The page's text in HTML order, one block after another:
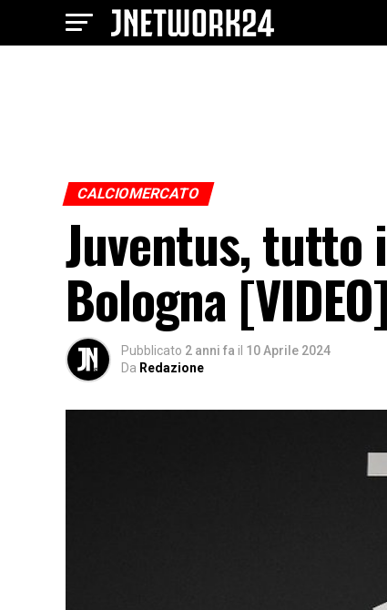
CALCIOMERCATO
Juventus, tutto
Bologna [VIDEO]
Pubblicato 2 anni fa il 10 Aprile 2024
Da Redazione